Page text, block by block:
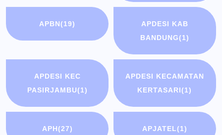
APBN(19)
APDESI KAB
BANDUNG(1)
APDESI KEC
PASIRJAMBU(1)
APDESI KECAMATAN
KERTASARI(1)
APH(27) APJATEL(1)